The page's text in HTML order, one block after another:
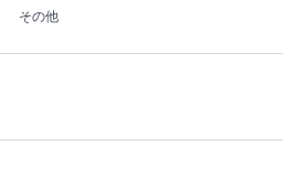
その他